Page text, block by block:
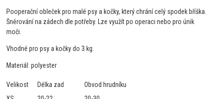
Pooperační obleček pro malé psy a kočky, který chrání celý spodek bříška.
Šněrování na zádech dle potřeby. Lze využít po operaci nebo pro únik
moči.
Vhodné pro psy a kočky do 3 kg.
Materiál: polyester
Velikost Délka zad
Obvod hrudníku